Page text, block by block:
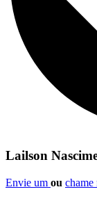
Lailson
Envie um ou chame